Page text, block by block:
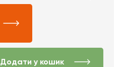
Додати у кошик